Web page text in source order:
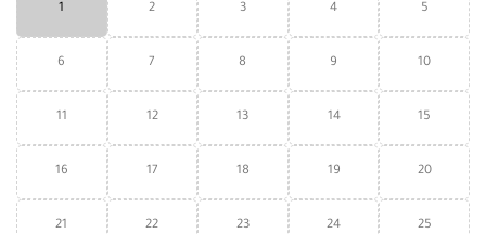
1 2 3 4 5
6 7 8 9 10
11 12 13 14 15
16 17 18 19 20
21 22 23 24 25